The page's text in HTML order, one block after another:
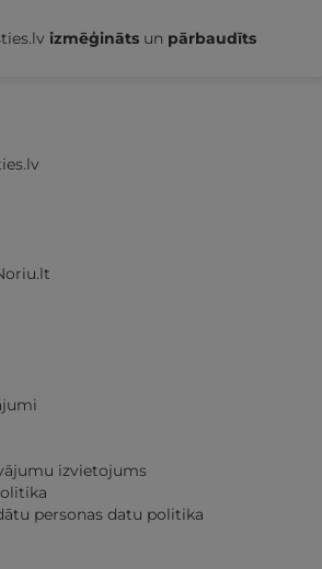
izmēģināts un pārbaudīts
izvietojums
personas datu politika